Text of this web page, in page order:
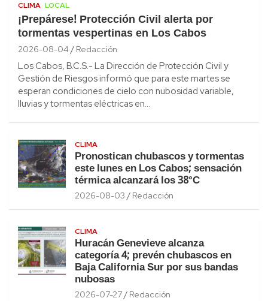
CLIMA LOCAL
¡Prepárese! Protección Civil alerta por
tormentas vespertinas en Los Cabos
2026-08-04 Redacción
Los Cabos, B.C.S.- La Dirección de Protección Civil y
Gestión de Riesgos informó que para este martes se
esperan condiciones de cielo con nubosidad variable,
lluvias y tormentas eléctricas en…
CLIMA
Pronostican chubascos y tormentas
este lunes en Los Cabos; sensación
térmica alcanzará los 38°C
2026-08-03 Redacción
CLIMA
Huracán Genevieve alcanza
categoría 4; prevén chubascos en
Baja California Sur por sus bandas
nubosas
2026-07-27 Redacción